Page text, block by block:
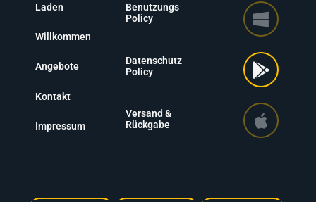
Laden
Willkommen
Angebote
Kontakt
Impressum
Benutzungs
Policy
Datenschutz
Policy
Versand &
Rückgabe